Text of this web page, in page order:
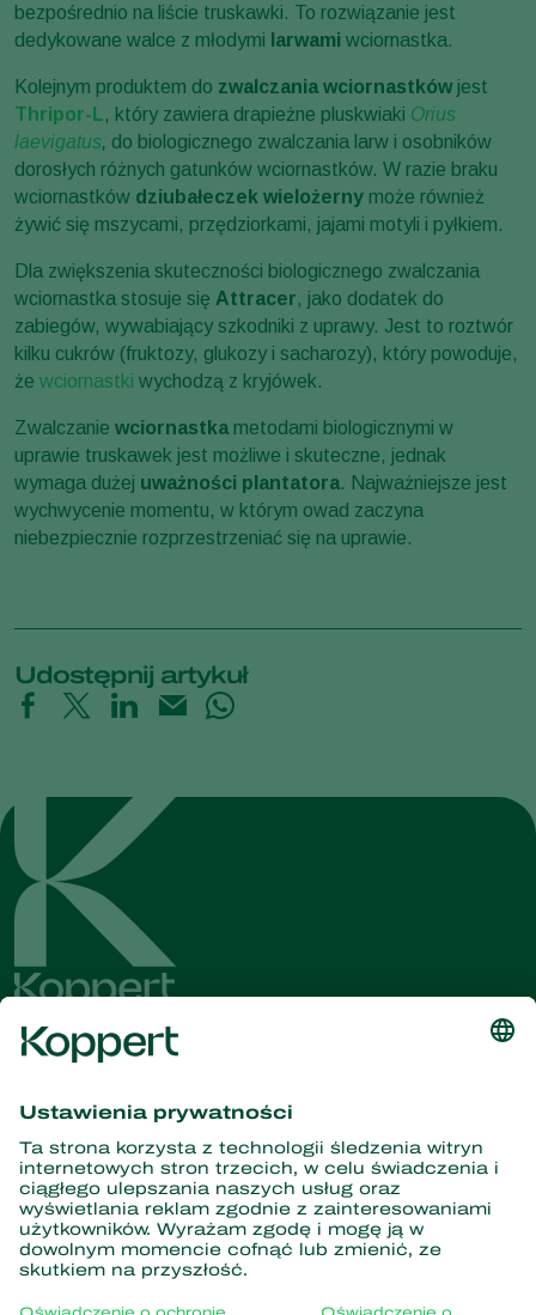
bezpośrednio na liście truskawki. To rozwiązanie jest
dedykowane walce z młodymi larwami wciornastka.
Kolejnym produktem do zwalczania wciornastkówjest
Thripor-L, który zawiera drapieżne pluskwiaki Orius
laevigatus, do biologicznego zwalczania larw i osobników
dorosłych różnych gatunków wciornastków. W razie braku
wciornastków dziubałeczek wielożerny może również
żywić się mszycami, przędziorkami, jajami motyli i pyłkiem.
Dla zwiększenia skuteczności biologicznego zwalczania
wciornastka stosuje się Attracer, jako dodatek do
zabiegów, wywabiający szkodniki z uprawy. Jest to roztwór
kilku cukrów (fruktozy, glukozy i sacharozy), który powoduje,
że wciornastki wychodzą z kryjówek.
Zwalczanie wciornastka metodami biologicznymi w
uprawie truskawek jest możliwe i skuteczne, jednak
wymaga dużej uważności plantatora. Najważniejsze jest
wychwycenie momentu, w którym owad zaczyna
niebezpiecznie rozprzestrzeniać się na uprawie.
Udostępnij artykuł
Dostęp do najnowszych
wiadomości i informacji
Zasubskrybuj tutaj
Partnerstwo z naturą